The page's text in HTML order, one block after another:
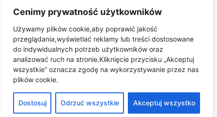
Cenimy prywatność użytkowników
Używamy plików cookie,aby poprawić jakość
przeglądania,wyświetlać reklamy lub treści dostosowane
do indywidualnych potrzeb użytkowników oraz
analizować ruch na stronie.Kliknięcie przycisku „Akceptuj
wszystkie” oznacza zgodę na wykorzystywanie przez nas
plików cookie.
Dostosuj Odrzuć wszystkie Akceptuj wszystko
Czy dopłacanie za przedłużoną
gwarancję w elektromarkecie w
ogóle ma sens?
P
o
s
t
d
a
t
2026-06-14
Copyright © 2026 All rights reserved.